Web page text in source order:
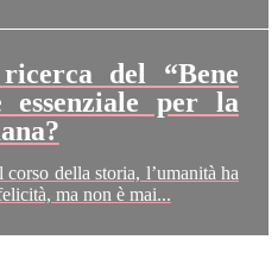
del “Bene
essenziale per la
della storia, l’umanità ha
ma non è mai...